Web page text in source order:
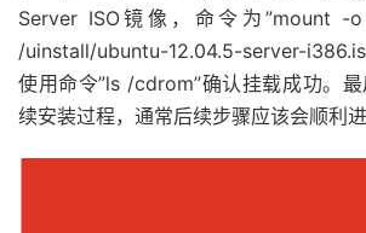
Server ISO镜像，命令为”mount -
/uinstall/ubuntu-12.04.5-server-
使用命令”ls /cdrom”确认挂载成功。
续安装过程，通常后续步骤应该会顺利进